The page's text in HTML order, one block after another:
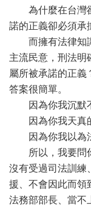
為什麼在台灣卻
諾的正義卻必須承
而擁有法律知識
主流民意，刑法明
屬所被承諾的正義
答案很簡單。
因為你我沉默
因為你我天真的
因為你我以為法
所以，我要問你
沒有受過司法訓練
援、不會因此而領
法務部部長、當不